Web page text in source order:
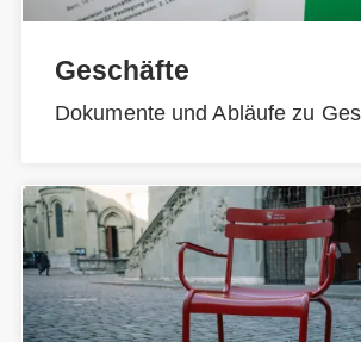
Geschäfte
Dokumente und Abläufe zu